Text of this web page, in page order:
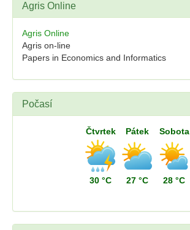
Agris Online
Agris Online
Agris on-line
Papers in Economics and Informatics
Počasí
Čtvrtek
30 °C
Pátek
27 °C
Sobota
28 °C